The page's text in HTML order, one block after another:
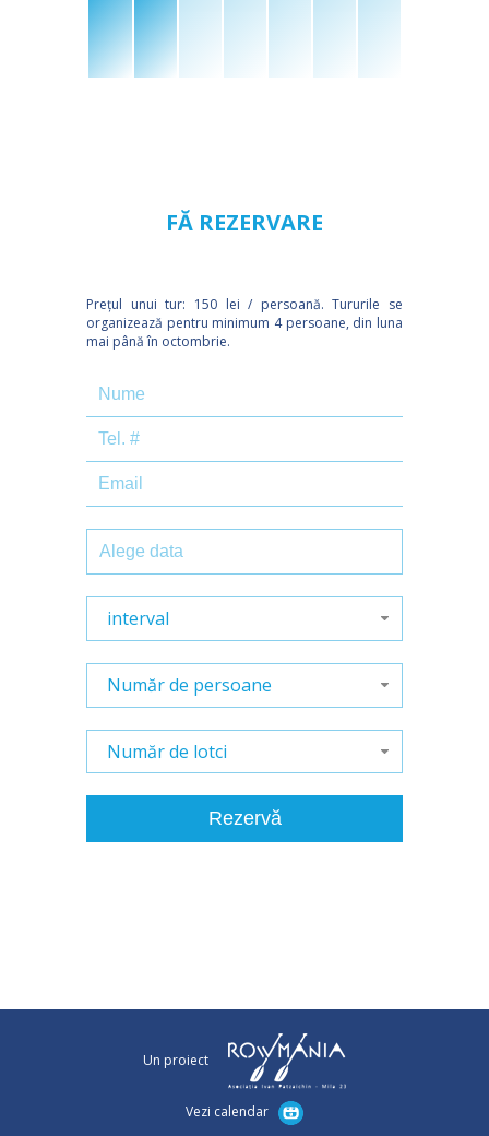
FĂ REZERVARE
Prețul unui tur: 150 lei / persoană. Tururile se
organizează pentru minimum 4 persoane, din luna
mai până în octombrie.
interval
Număr de persoane
Număr de lotci
Un proiect
Vezi calendar